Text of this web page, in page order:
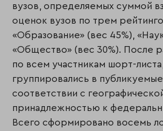
вузов, определяемых суммой
оценок вузов по трем
«Образование» (вес 45%),
«Общество» (вес 30%). После
по всем участникам шорт-
группировались в
соответствии с
принадлежностью к
Всего сформировано восемь